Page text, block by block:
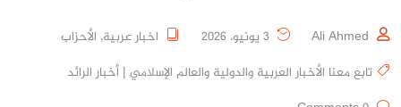
Ali Ahmed اخبار عربية, الأحزاب
تابع معنا الأخبار العربية والدولية والعالم الإسلامي | أخبار الرائد